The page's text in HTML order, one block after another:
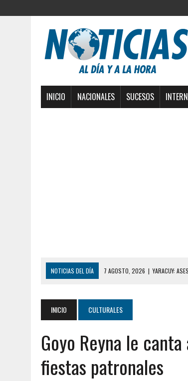
INICIO NACIONALES SUCESOS
NOTICIAS DEL DÍA 7 AGOSTO, 2026 | YARACUY:
6 AGOSTO, 2026 | BARINAS: ADOLESCENTE SE QUITÓ
6 AGOSTO, 2026
CONMOCIÓN EN COLORADO POR
5 AGOSTO, 2026 | PRESUNTO BROTE PSICÓTICO POR
5 AGOSTO, 2026
| HORROR EN BARINAS: UN HOMBRE
INICIO CULTURALES
Goyo Reyna le
fiestas patronales